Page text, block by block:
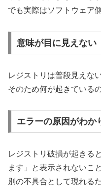
でも実際はソフトウェア
意味が目に見えない
レジストリは普段見えな
そのため何が起きている
エラーの原因がわか
レジストリ破損が起きる
ます」と表示されないこ
別の不具合として現れる